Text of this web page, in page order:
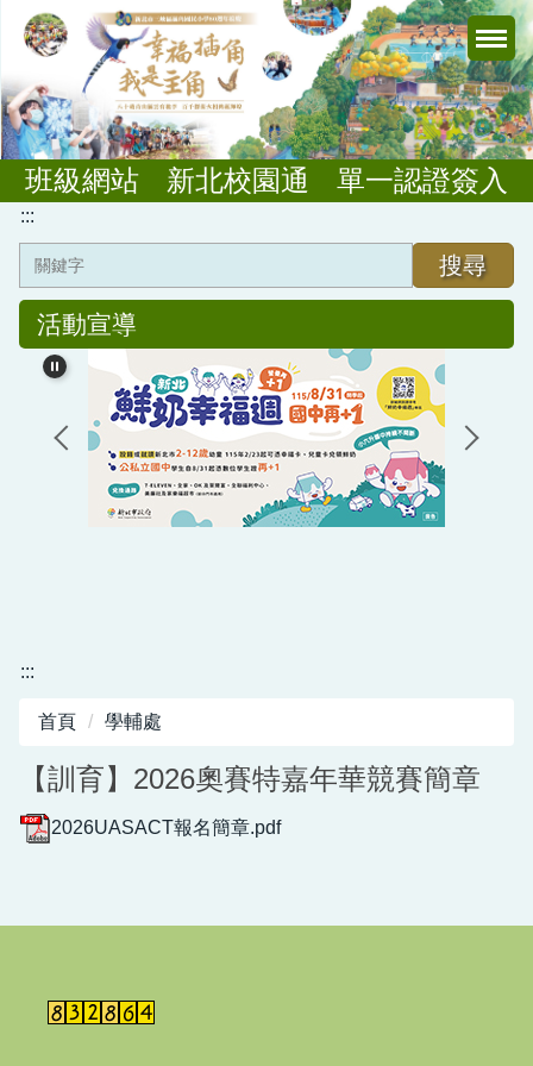
跳
到
要
內
容
區班級網站 新北校園通 單一認證簽入
:::
搜尋
活動宣導
:::
首頁 學輔處
【訓育】2026奧賽特嘉年華競賽簡章
2026UASACT報名簡章.pdf